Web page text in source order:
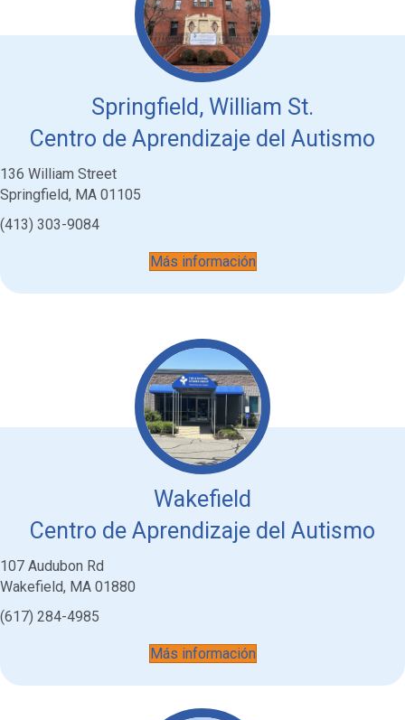
Springfield, William St.
Centro de Aprendizaje del Autismo
136 William Street
Springfield, MA 01105
(413) 303-9084
Más información
Wakefield
Centro de Aprendizaje del Autismo
107 Audubon Rd
Wakefield, MA 01880
(617) 284-4985
Más información